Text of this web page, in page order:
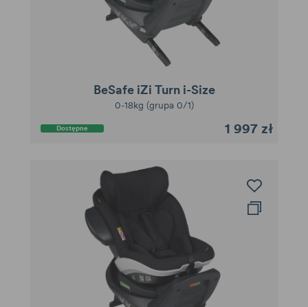
BeSafe iZi Turn i-Size
0-18kg (grupa 0/1)
Dostępne 1 997 zł